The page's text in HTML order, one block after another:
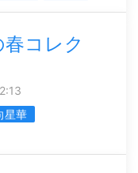
コレク
星華